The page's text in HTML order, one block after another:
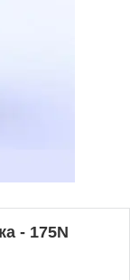
- 175N